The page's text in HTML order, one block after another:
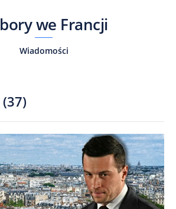
we Francji
Wiadomości
(37)